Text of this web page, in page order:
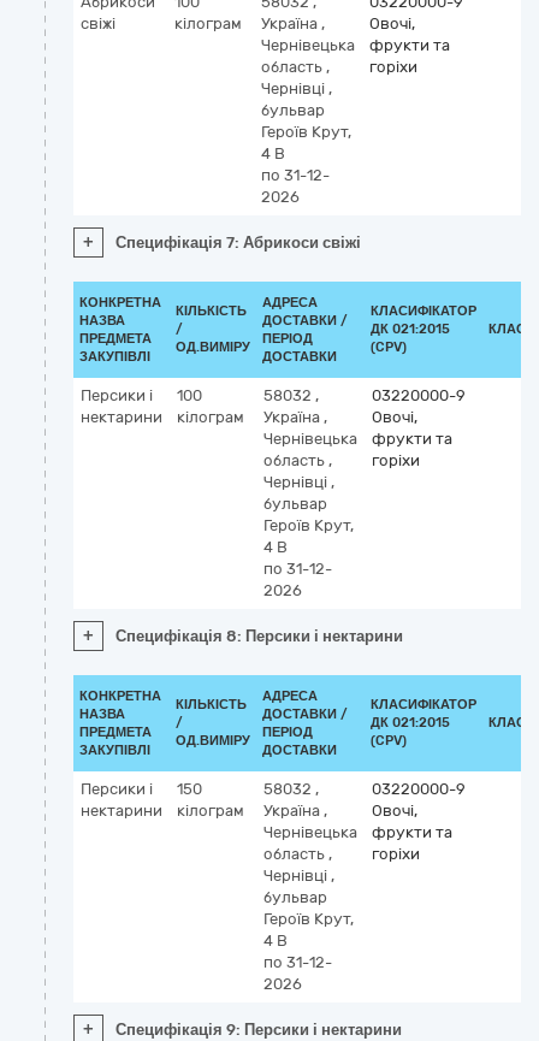
свіжі
кілограм
Україна ,
Чернівецька
область ,
Чернівці ,
бульвар
Героїв Крут,
4 В
по 31-12-
2026
Овочі,
фрукти та
горіхи
+ Специфікація 7: Абрикоси свіжі
КОНКРЕТНА
НАЗВА
ПРЕДМЕТА
ЗАКУПІВЛІ
КІЛЬКІСТЬ
/
ОД.ВИМІРУ
АДРЕСА
ДОСТАВКИ /
ПЕРІОД
ДОСТАВКИ
КЛАСИФІКАТОР
ДК 021:2015
(CPV)
Персики і
нектарини
100
кілограм
58032 ,
Україна ,
Чернівецька
область ,
Чернівці ,
бульвар
Героїв Крут,
4 В
по 31-12-
2026
03220000-9
Овочі,
фрукти та
горіхи
+ Специфікація 8: Персики і нектарини
КОНКРЕТНА
НАЗВА
ПРЕДМЕТА
ЗАКУПІВЛІ
КІЛЬКІСТЬ
/
ОД.ВИМІРУ
АДРЕСА
ДОСТАВКИ /
ПЕРІОД
ДОСТАВКИ
КЛАСИФІКАТОР
ДК 021:2015
(CPV)
Персики і
нектарини
150
кілограм
58032 ,
Україна ,
Чернівецька
область ,
Чернівці ,
бульвар
Героїв Крут,
4 В
по 31-12-
2026
03220000-9
Овочі,
фрукти та
горіхи
+ Специфікація 9: Персики і нектарини